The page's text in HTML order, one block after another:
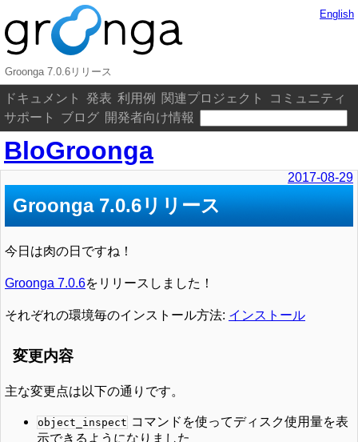
Groonga 7.0.6リリース
ドキュメント 発表 利用例 関連プロジェクト
コミュニティ
サポート
ブログ 開発者向け情報
English
BloGroonga
2017-08-29
Groonga 7.0.6リリース
今日は肉の日ですね！
Groonga 7.0.6をリリースしました！
それぞれの環境毎のインストール方法: インストール
変更内容
主な変更点は以下の通りです。
object_inspect コマンドを使ってディスク使用量を表
示できるようになりました